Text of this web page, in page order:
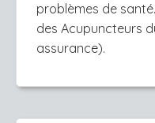
problèmes de
des Acupuncteurs
assurance).